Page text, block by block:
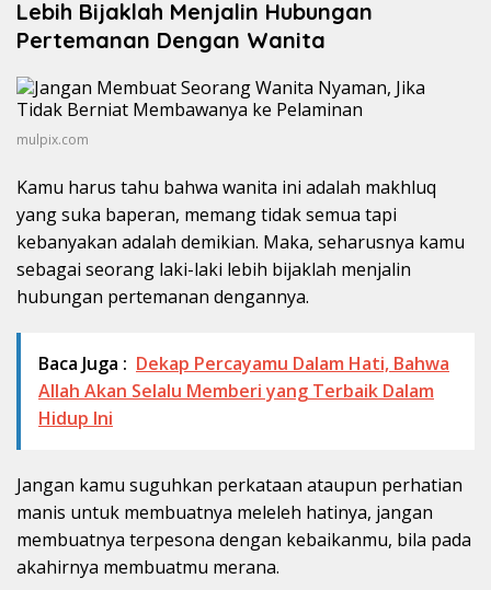
Lebih Bijaklah Menjalin Hubungan
Pertemanan Dengan Wanita
mulpix.com
Kamu harus tahu bahwa wanita ini adalah makhluq
yang suka baperan, memang tidak semua tapi
kebanyakan adalah demikian. Maka, seharusnya kamu
sebagai seorang laki-laki lebih bijaklah menjalin
hubungan pertemanan dengannya.
Baca Juga : Dekap Percayamu Dalam Hati, Bahwa
Allah Akan Selalu Memberi yang Terbaik Dalam
Hidup Ini
Jangan kamu suguhkan perkataan ataupun perhatian
manis untuk membuatnya meleleh hatinya, jangan
membuatnya terpesona dengan kebaikanmu, bila pada
akahirnya membuatmu merana.